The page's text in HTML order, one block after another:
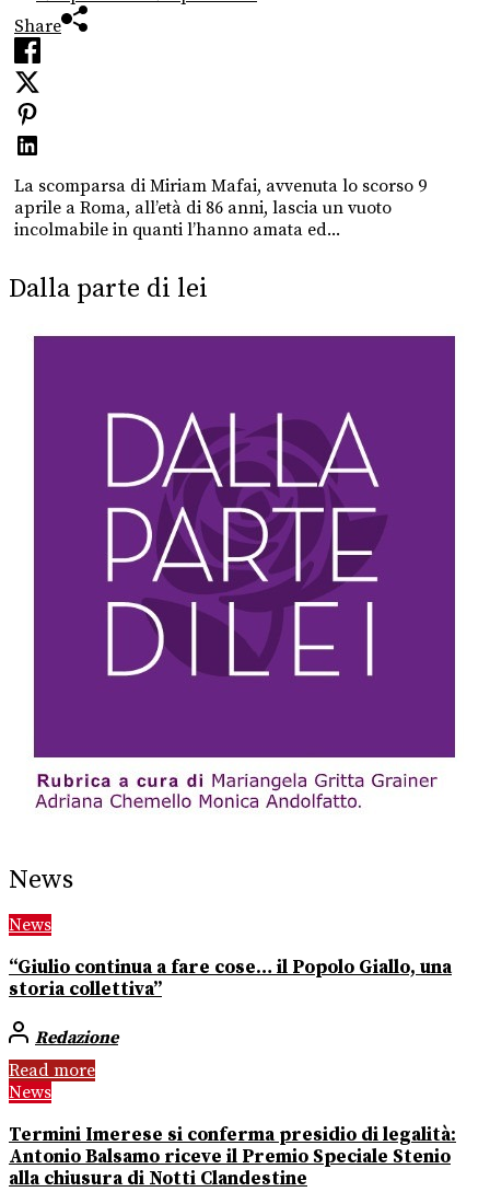
Share
La scomparsa di Miriam Mafai, avvenuta lo scorso 9
aprile a Roma, all’età di 86 anni, lascia un vuoto
incolmabile in quanti l’hanno amata ed...
Dalla parte di lei
News
News
“Giulio continua a fare cose… il Popolo Giallo, una
storia collettiva”
Redazione
Read more
News
Termini Imerese si conferma presidio di legalità:
Antonio Balsamo riceve il Premio Speciale Stenio
alla chiusura di Notti Clandestine